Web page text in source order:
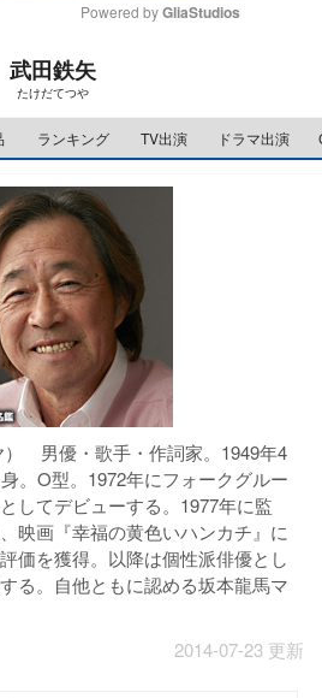
e
Powered by GliaStudios
武田鉄矢
たけだてつ
ランキング TV出演 ドラマ出演
） 男優・歌手・作詞家。1949年4
。O型。1972年にフォークグルー
してデビューする。1977年に監
映画『幸福の黄色いハンカチ』に
価を獲得。以降は個性派俳優とし
る。自他ともに認める坂本龍馬マ
2014-07-23 更新